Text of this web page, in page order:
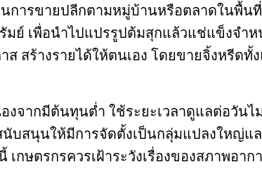
การขายปลีกตามหมู่บ้านหรือตลาดในพื้น
ย์ เพื่อนำไปแปรรูปต้มสุกแล้วแช่แข็งจำ
สร้างรายได้ให้ตนเอง โดยขายจิ้งหรีด
จากมีต้นทุนต่ำ ใช้ระยะเวลาดูแลต่อวันไ
บสนุนให้มีการจัดตั้งเป็นกลุ่มแปลงใหญ่แล
ษตรกรควรเฝ้าระวังเรื่องของสภาพอาก